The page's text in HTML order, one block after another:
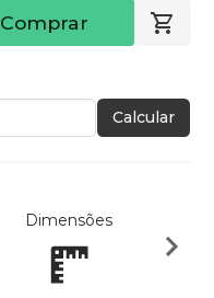
Comprar
Calcular
Dimensões